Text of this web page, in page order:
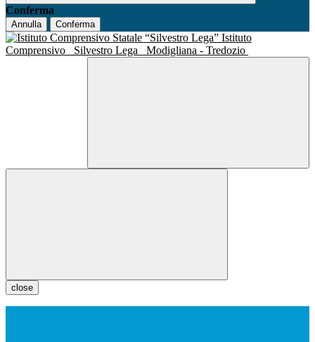
Conferma
Annulla Conferma
Istituto
Comprensivo
Silvestro Lega Modigliana - Tredozio
close